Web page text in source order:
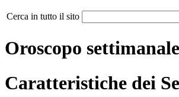
Cerca in tutto il sito
Oroscopo settimanale
Caratteristiche dei